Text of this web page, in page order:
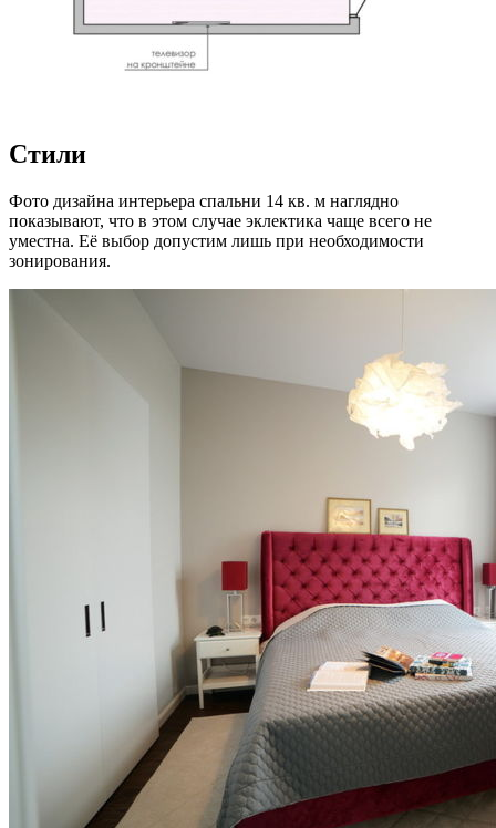
Стили
Фото дизайна интерьера спальни 14 кв. м наглядно
показывают, что в этом случае эклектика чаще всего не
уместна. Её выбор допустим лишь при необходимости
зонирования.